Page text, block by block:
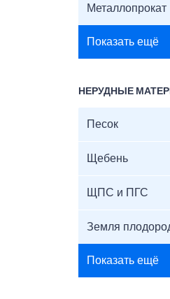
Металлопрокат
Показать ещё
НЕРУДНЫЕ
Песок
Щебень
ЩПС и ПГС
Земля
Показать ещё